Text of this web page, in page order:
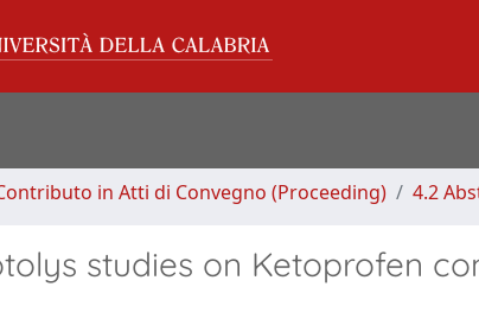
in Atti di Convegno (Proceeding) 4.2
studies on Ketoprofen